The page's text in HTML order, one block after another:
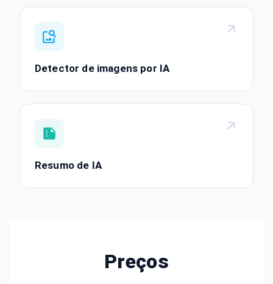
Detector de imagens por IA
Resumo de IA
Preços